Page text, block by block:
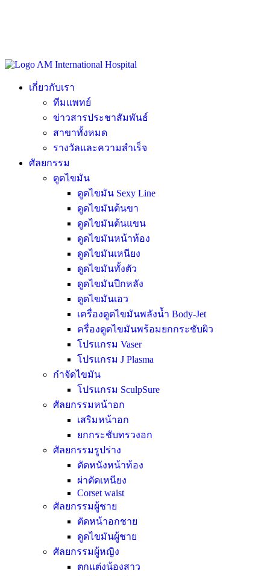
เกี่ยวกับเรา
ทีมแพทย์
ข่าวสารประชาสัมพันธ์
สาขาทั้งหมด
รางวัลและความสำเร็จ
ศัลยกรรม
ดูดไขมัน
ดูดไขมัน Sexy Line
ดูดไขมันต้นขา
ดูดไขมันต้นแขน
ดูดไขมันหน้าท้อง
ดูดไขมันเหนียง
ดูดไขมันทั้งตัว
ดูดไขมันปีกหลัง
ดูดไขมันเอว
เครื่องดูดไขมันพลังน้ำ Body-Jet
ครื่องดูดไขมันพร้อมยกกระชับผิว
โปรแกรม Vaser
โปรแกรม J Plasma
กำจัดไขมัน
โปรแกรม SculpSure
ศัลยกรรมหน้าอก
เสริมหน้าอก
ยกกระชับทรวงอก
ศัลยกรรมรูปร่าง
ตัดหนังหน้าท้อง
ผ่าตัดเหนียง
Corset waist
ศัลยกรรมผู้ชาย
ตัดหน้าอกชาย
ดูดไขมันผู้ชาย
ศัลยกรรมผู้หญิง
ตกแต่งน้องสาว